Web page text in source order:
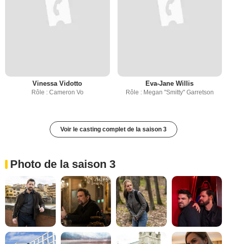
Vinessa Vidotto
Rôle : Cameron Vo
Eva-Jane Willis
Rôle : Megan "Smitty" Garretson
Voir le casting complet de la saison 3
Photo de la saison 3